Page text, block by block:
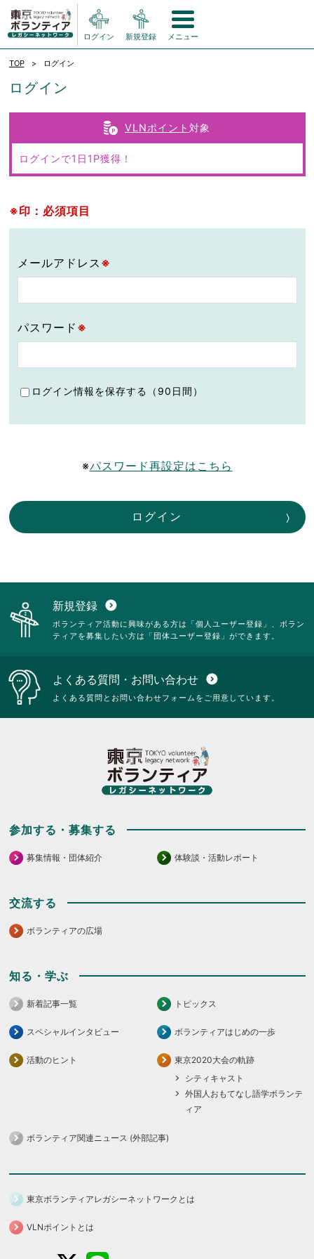
ログイン 新規登録 メニュー
TOP ログイン
ログイン
VLNポイント 対象
ログインで1日1P獲得！
※印：必須項目
メールアドレス ※
パスワード ※
ログイン情報を保存する（90日間）
※パスワード再設定はこちら
ログイン
新規登録 expand_circle_down
ボランティア活動に興味がある方は「個人ユーザー登録」、ボラン
ティアを募集したい方は「団体ユーザー登録」ができます。
よくある質問・お問い合わせ expand_circle_down
よくある質問とお問い合わせフォームをご用意しています。
参加する・募集する
募集情報・団体紹介 体験談・活動レポート
交流する
ボランティアの広場
知る・学ぶ
新着記事一覧 トピックス
スペシャルインタビュー ボランティアはじめの一歩
活動のヒント
東京2020大会の軌跡
シティキャスト
外国人おもてなし語学ボランテ
ィア
ボランティア関連ニュース (外部記事)
東京ボランティアレガシーネットワークとは
VLNポイントとは